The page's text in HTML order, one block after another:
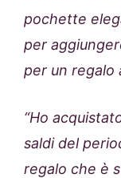
pochette
per
per un regalo
“Ho
saldi del
regalo che è